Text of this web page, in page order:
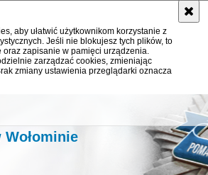
aby ułatwić użytkownikom korzystanie z
Jeśli nie blokujesz tych plików, to
oraz zapisanie w pamięci urządzenia.
zarządzać cookies, zmieniając
zmiany ustawienia przeglądarki oznacza
Wołominie